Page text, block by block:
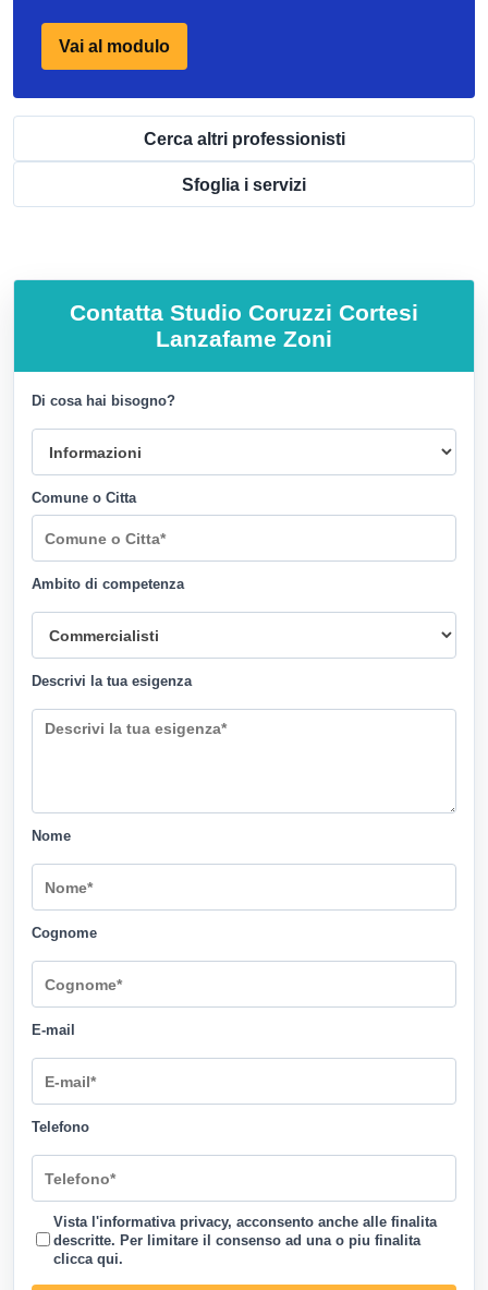
Vai al modulo
Cerca altri professionisti
Sfoglia i servizi
Contatta Studio Coruzzi Cortesi
Lanzafame Zoni
Di cosa hai bisogno?
Comune o Citta
Ambito di competenza
Descrivi la tua esigenza
Nome
Cognome
E-mail
Telefono
Vista l'informativa privacy, acconsento anche alle finalita
descritte. Per limitare il consenso ad una o piu finalita
clicca qui.